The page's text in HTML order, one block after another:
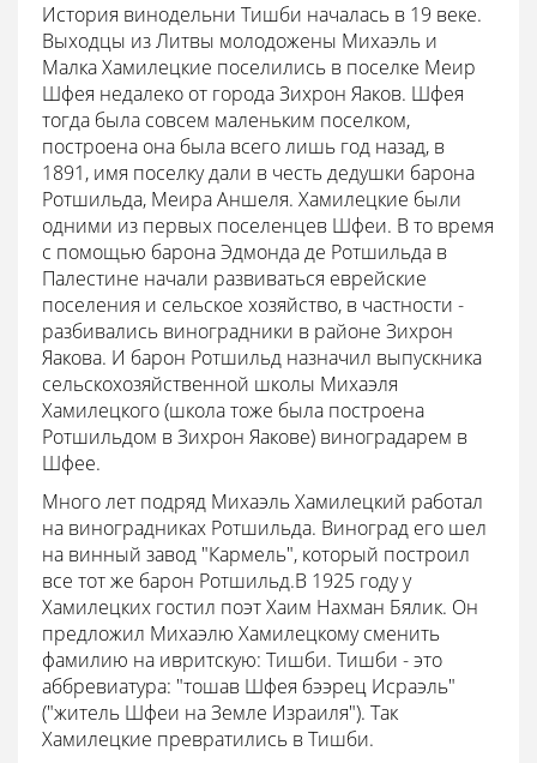
История винодельни Тишби началась в 19 веке.
Выходцы из Литвы молодожены Михаэль и
Малка Хамилецкие поселились в поселке Меир
Шфея недалеко от города Зихрон Яаков. Шфея
тогда была совсем маленьким поселком,
построена она была всего лишь год назад, в
1891, имя поселку дали в честь дедушки барона
Ротшильда, Меира Аншеля. Хамилецкие были
одними из первых поселенцев Шфеи. В то время
с помощью барона Эдмонда де Ротшильда в
Палестине начали развиваться еврейские
поселения и сельское хозяйство, в частности -
разбивались виноградники в районе Зихрон
Яакова. И барон Ротшильд назначил выпускника
сельскохозяйственной школы Михаэля
Хамилецкого (школа тоже была построена
Ротшильдом в Зихрон Яакове) виноградарем в
Шфее.
Много лет подряд Михаэль Хамилецкий работал
на виноградниках Ротшильда. Виноград его шел
на винный завод "Кармель", который построил
все тот же барон Ротшильд.В 1925 году у
Хамилецких гостил поэт Хаим Нахман Бялик. Он
предложил Михаэлю Хамилецкому сменить
фамилию на ивритскую: Тишби. Тишби - это
аббревиатура: "тошав Шфея бээрец Исраэль"
("житель Шфеи на Земле Израиля"). Так
Хамилецкие превратились в Тишби.